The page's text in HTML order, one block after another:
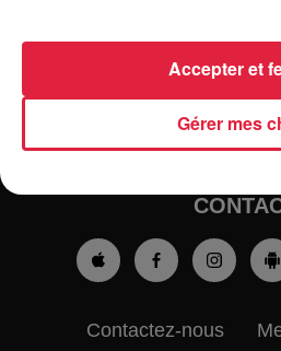
TRAQUEURS D'EMPLOI
JEUX AGENDA
HOROSCOPE
Contactez-nous
Gérer mes
Accepter et